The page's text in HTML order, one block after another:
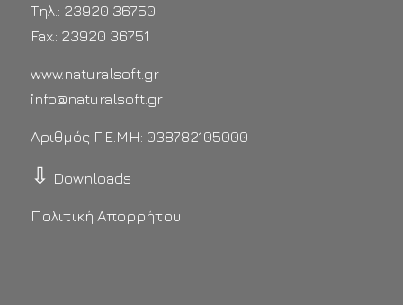
Τηλ.: 23920 36750
Fax.: 23920 36751
www.naturalsoft.gr
info@naturalsoft.gr
Αριθμός Γ.Ε.ΜΗ: 038782105000
⇩ Downloads
Πολιτική Απορρήτου